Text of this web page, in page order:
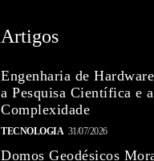
Artigos
Engenharia de
a Pesquisa Científica e
Complexidade
TECNOLOGIA 31/07/2026
Domos Geodésicos